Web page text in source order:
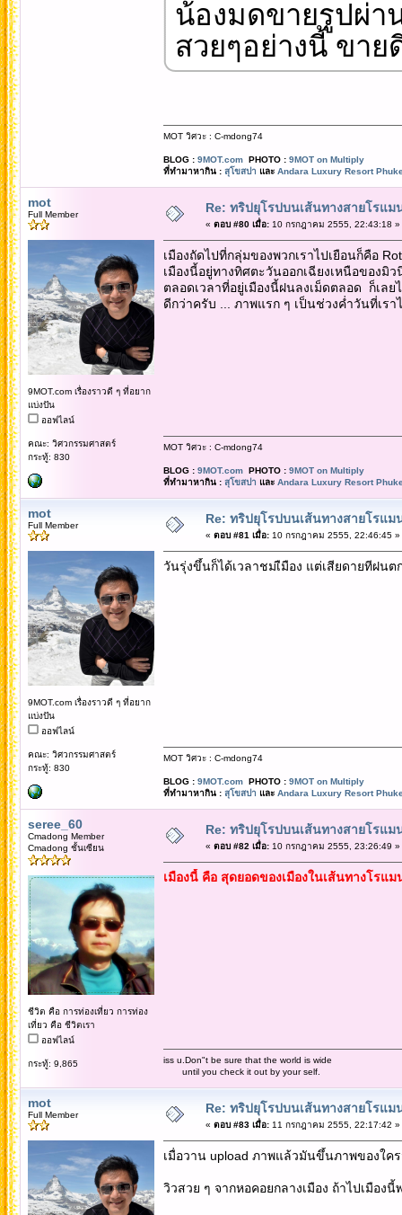
น้องมดขายรูปผ่า
สวยๆอย่างนี้ ขาย
MOT วิศวะ : C-mdong74
BLOG : 9MOT.comPHOTO : 9MOT on Multiply
ที่ทำมาหากิน : สุโขสปา และ Andara Luxury Resort
mot
Full Member
9MOT.com เรื่องราวดี ๆ ที่อยาก
แบ่งปัน
ออฟไลน์
คณะ: วิศวกรรมศาสตร์
กระทู้: 830
Re: ทริปยุโรปบนเส้นทางสายโรแม
« ตอบ #80 เมื่อ:10 กรกฎาคม 2555, 22:43:18 »
เมืองถัดไปที่กลุ่มของพวกเราไปเยือนก็คือ
เมืองนี้อยู่ทางทิศตะวันออกเฉียงเหนือของมิ
ตลอดเวลาที่อยู่เมืองนี้ฝนลงเม็ดตลอด ก็เล
ดีกว่าครับ ... ภาพแรก ๆ เป็นช่วงค่ำวันที่เรา
MOT วิศวะ : C-mdong74
BLOG : 9MOT.comPHOTO : 9MOT on Multiply
ที่ทำมาหากิน : สุโขสปา และ Andara Luxury Resort
mot
Full Member
9MOT.com เรื่องราวดี ๆ ที่อยาก
แบ่งปัน
ออฟไลน์
คณะ: วิศวกรรมศาสตร์
กระทู้: 830
Re: ทริปยุโรปบนเส้นทางสายโรแม
« ตอบ #81 เมื่อ:10 กรกฎาคม 2555, 22:46:45 »
วันรุ่งขึ้นก็ได้เวลาชมเืมือง แต่เสียดายทีฝน
MOT วิศวะ : C-mdong74
BLOG : 9MOT.comPHOTO : 9MOT on Multiply
ที่ทำมาหากิน : สุโขสปา และ Andara Luxury Resort
seree_60
Cmadong Member
Cmadong ชั้นเซียน
ชีวิต คือ การท่องเที่ยว การท่อง
เที่ยว คือ ชีวิตเรา
ออฟไลน์
กระทู้: 9,865
Re: ทริปยุโรปบนเส้นทางสายโรแม
« ตอบ #82 เมื่อ:10 กรกฎาคม 2555, 23:26:49 »
เมืองนี้ คือ สุดยอดของเมืองในเส้นทางโรแ
iss u.Don"t be sure that the world is wide
until you check it out by your self.
mot
Full Member Re: ทริปยุโรปบนเส้นทางสายโรแม
« ตอบ #83 เมื่อ:11 กรกฎาคม 2555, 22:17:42 »
เมื่อวาน upload ภาพแล้วมันขึ้นภาพของใค
วิวสวย ๆ จากหอคอยกลางเมือง ถ้าไปเมือง